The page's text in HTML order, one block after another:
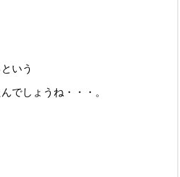
いう
でしょうね・・・。